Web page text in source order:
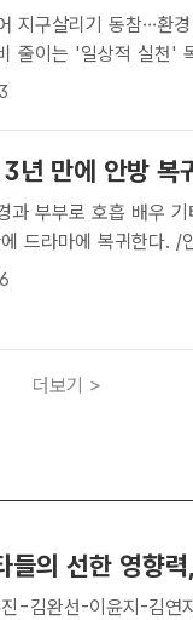
지구살리기 동참…환
상적 실천' 목표 연예계 '아름다운 부부'로
유진 부부가 '지구살
3년 만에 안방
우 기태영이 SBS 새 드라마 '트롤리'에 합
드라마에 복귀한다. /
'트롤리'에 출연한다.
더보기 >
들의 선한 영향
-김완선-이윤지-김연